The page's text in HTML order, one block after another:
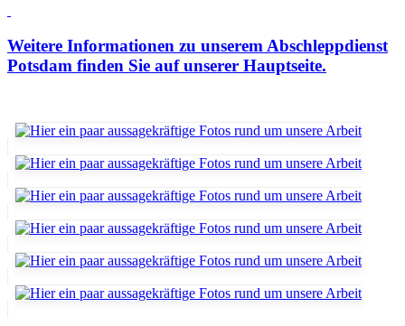
Weitere Informationen zu unserem Abschleppdienst
Potsdam finden Sie auf unserer Hauptseite.